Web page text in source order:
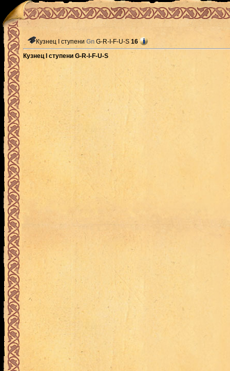
Кузнец I ступени Gn G-R-I-F-U-S 16
Кузнец I ступени G-R-I-F-U-S